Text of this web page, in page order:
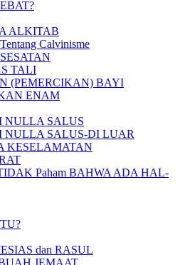
ALKITAB
Calvinisme
TALI
(PEMERCIKAN) BAYI
ENAM
NULLA SALUS
NULLA SALUS-DI LUAR
KESELAMATAN
Paham BAHWA ADA HAL-
dan RASUL
JEMAAT